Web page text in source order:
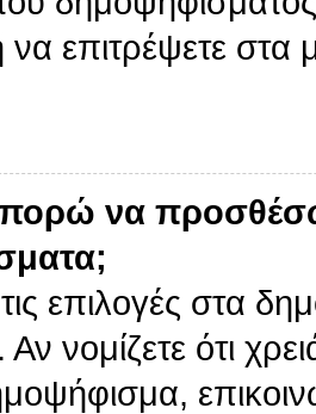
να επιτρέψετε στα
να
επιλογές στα
Αν νομίζετε ότι